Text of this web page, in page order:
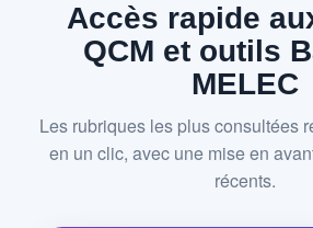
Accès rapide
QCM et outils
MELEC
Les rubriques les plus consultées
en un clic, avec une mise en
récents.